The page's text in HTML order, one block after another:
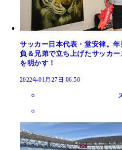
サッカー日本代表・堂安律。
負＆兄弟で立ち上げたサッカ
を明かす！
2022年01月27日 06:50